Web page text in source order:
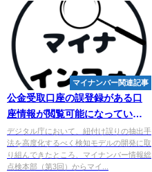
マイナンバー関連記事
公金受取口座の誤登録がある口
座情報が閲覧可能になっていた
事案に関するお知らせ（2023年
11 ...
デジタル庁において、紐付け誤りの抽出手
法を高度化するべく検知モデルの開発に取
り組んできたところ、マイナンバー情報総
点検本部（第3回）からマイ...